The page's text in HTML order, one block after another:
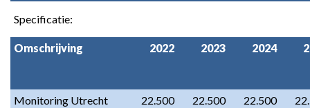
Totalen
per
programma
Specificatie:
Omschrijving 2022 2023 2024
Monitoring Utrecht
22.500 22.500 22.500